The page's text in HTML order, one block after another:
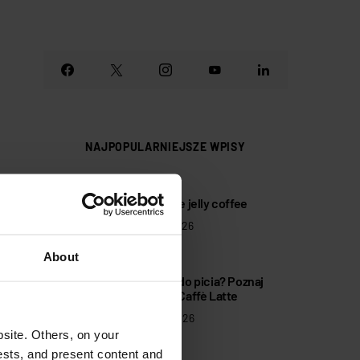
About
Others, on your
and present content and
NAJPOPULARNIEJSZE WPISY
Tropikalne jelly coffee
31 lipca 2026
Tiramisù do picia? Poznaj
Tiramisù Caffè Latte
10 lipca 2026